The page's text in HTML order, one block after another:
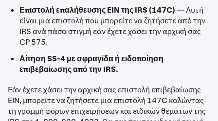
Επιστολή επαλήθευσης EIN της IRS (147C)— Αυτή
είναι μια επιστολή που μπορείτε να ζητήσετε από την
IRS ανά πάσα στιγμή εάν έχετε χάσει την αρχική σας
CP 575.
Αίτηση SS-4 με σφραγίδα ή ειδοποίηση
επιβεβαίωσης από την IRS.
Εάν έχετε χάσει την αρχική σας επιστολή επιβεβαίωσης
EIN, μπορείτε να ζητήσετε μια επιστολή 147C καλώντας
τη γραμμή φόρων επιχειρήσεων και ειδικών θεμάτων της